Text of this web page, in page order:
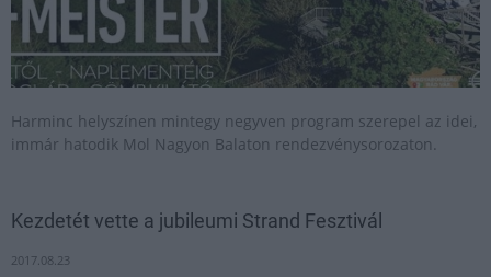
Harminc helyszínen mintegy negyven program szerepel az idei,
immár hatodik Mol Nagyon Balaton rendezvénysorozaton.
Kezdetét vette a jubileumi Strand Fesztivál
2017.08.23